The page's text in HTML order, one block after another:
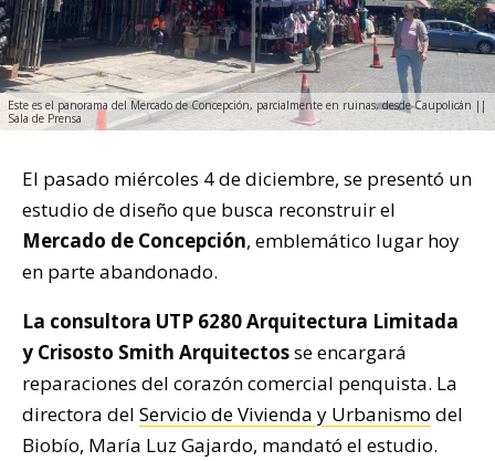
Este es el panorama del Mercado de Concepción, parcialmente en ruinas, desde Caupolicán ||
Sala de Prensa
El pasado miércoles 4 de diciembre, se presentó un
estudio de diseño que busca reconstruir el
Mercado de Concepción, emblemático lugar hoy
en parte abandonado.
La consultora UTP 6280 Arquitectura Limitada
y Crisosto Smith Arquitectosse encargará
reparaciones del corazón comercial penquista. La
directora del Servicio de Vivienda y Urbanismo del
Biobío, María Luz Gajardo, mandató el estudio.